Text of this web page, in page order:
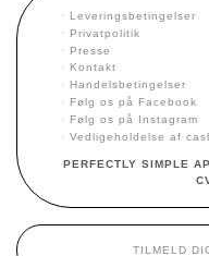
· Leveringsbetingelser
· Privatpolitik
· Presse
·
Kontakt
· Handelsbetingelser
· Følg os på Facebook
·
Følg os på Instagram
· Vedligeholdelse af
PERFECTLY SIMPLE
TILMELD